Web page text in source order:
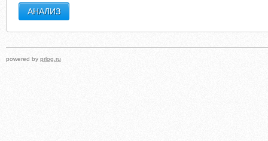
powered by prlog.ru